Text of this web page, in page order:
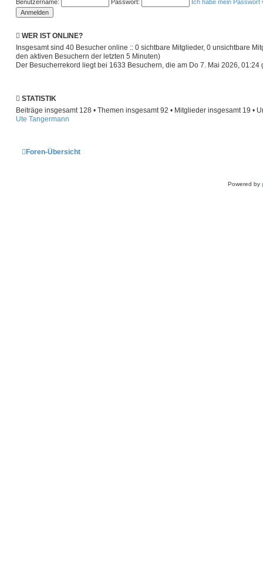
Benutzername:
Passwort: Ich habe mein Passwort
WER IST ONLINE?
Insgesamt sind 40 Besucher online :: 0 sichtbare Mitglieder, 0 unsichtbare
den aktiven Besuchern der letzten 5 Minuten)
Der Besucherrekord liegt bei 1633 Besuchern, die am Do 7. Mai 2026,
STATISTIK
Beiträge insgesamt 128 • Themen insgesamt92 • Mitglieder insgesamt 19 •
Ute Tangermann
Foren-Übersicht
Powered by